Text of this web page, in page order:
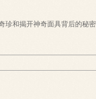
和揭开神奇面具背后的秘